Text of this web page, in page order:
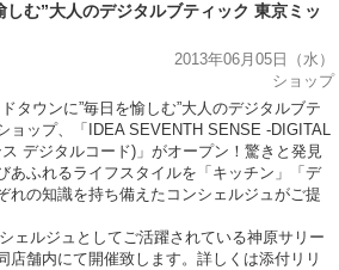
しむ”大人のデジタルブティック 東京ミッ
2013年06月05日（水）
ショップ
タウンに”毎日を愉しむ”大人のデジタルブテ
ョップ、「IDEA SEVENTH SENSE -DIGITAL
デジタルコード)」がオープン！驚きと発見
あふれるライフスタイルを「キッチン」「デ
れの知識を持ち備えたコンシェルジュがご提
ェルジュとしてご活躍されている神原サリー
店舗内にて開催致します。詳しくは添付リリ